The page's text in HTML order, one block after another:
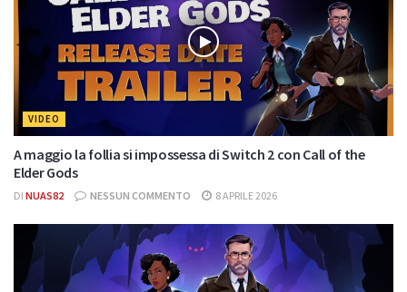
VIDEO
A maggio la follia si impossessa di Switch 2 con Call of the
Elder Gods
DI NUAS82 NESSUN COMMENTO 8 APRILE 2026